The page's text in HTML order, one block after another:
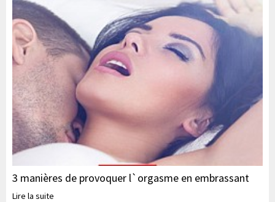
3 manières de provoquer l`orgasme en embrassant
Lire la suite